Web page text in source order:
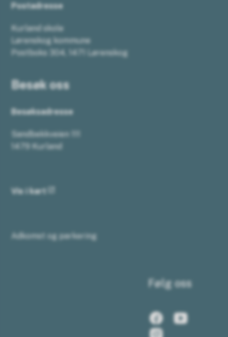
Postadresse
Kurland skole
Lørenskog kommune
Postboks 304, 1471 Lørenskog
Besøk oss
Besøksadresse
Sandbekkveien 111
1479 Kurland
Vis i kart
Adkomst og parkering
Følg oss
Facebook